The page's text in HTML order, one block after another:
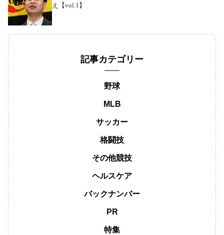
え【vol.1】
記事カテゴリー
野球
MLB
サッカー
格闘技
その他競技
ヘルスケア
バックナンバー
PR
特集